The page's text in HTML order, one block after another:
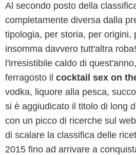
Al secondo posto della
completamente diversa dalla
tipologia, per storia, per origini,
insomma davvero tutt'altra
l'irresistibile caldo di
ferragosto il cocktail sex on
vodka, liquore alla pesca,
si è aggiudicato il titolo di long
con un picco di ricerche sul
di scalare la classifica delle
2015 fino ad arrivare a